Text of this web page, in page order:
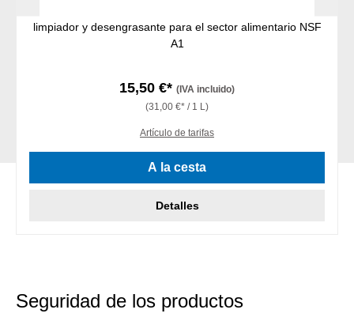
limpiador y desengrasante para el sector alimentario NSF
A1
15,50 €* (IVA incluido)
(31,00 €* / 1 L)
Artículo de tarifas
A la cesta
Detalles
Seguridad de los productos